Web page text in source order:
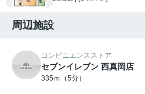
周辺施設
コンビニエンスストア
セブンイレブン 西真岡店
335ｍ（5分）